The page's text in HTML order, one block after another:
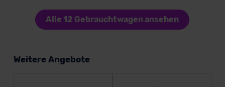
Alle 12 Gebrauchtwagen ansehen
Weitere Angebote